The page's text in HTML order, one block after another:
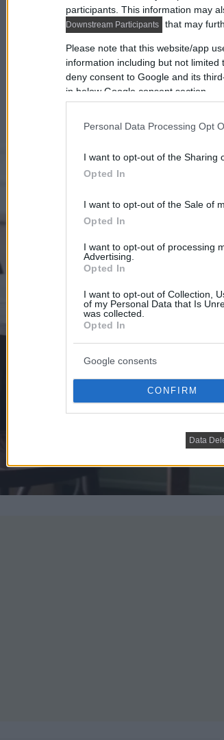
participants. This information may
Downstream Participants
that may
Please note that this website/app
information including but not
deny consent to Google and its
in below Google consent section.
Personal Data Processing Opt
I want to opt-out of the Sharing
Opted In
I want to opt-out of the Sale of
Opted In
I want to opt-out of processing
Advertising.
Opted In
I want to opt-out of Collection,
of my Personal Data that Is
was collected.
Opted In
Google consents
CONFIRM
Data